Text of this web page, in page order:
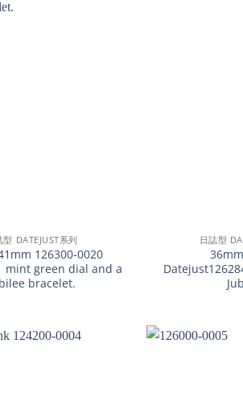
型 DATEJUST系列
126300-0020
mint green dial and a
bracelet.
日誌型